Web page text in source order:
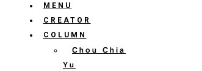
MENU
CREATOR
COLUMN
Chou Chia
Yu